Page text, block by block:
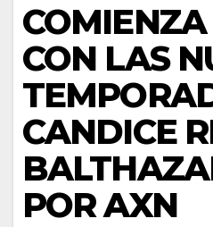
CON LAS
CANDICE
POR AXN